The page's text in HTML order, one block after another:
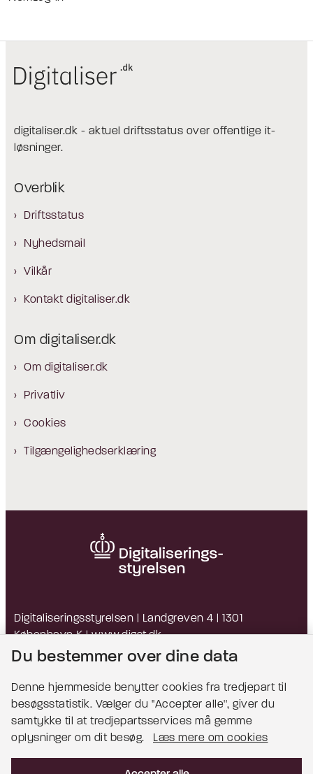
digitaliser.dk - aktuel driftsstatus over offentlige it-
løsninger.
Overblik
Driftsstatus
Nyhedsmail
Vilkår
Kontakt digitaliser.dk
Om digitaliser.dk
Om digitaliser.dk
Privatliv
Cookies
Tilgængelighedserklæring
Digitaliseringsstyrelsen | Landgreven 4 | 1301
København K |www.digst.dk
EAN: 5798009814203 | CVR: 34051178
Bemærk!
Du bestemmer over dine data
Denne hjemmeside benytter cookies fra tredjepart til
besøgsstatistik. Vælger du ''Accepter alle'', giver du
samtykke til at tredjepartsservices må gemme
oplysninger om dit besøg.
Læs mere om cookies